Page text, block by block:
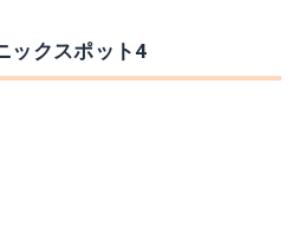
ックスポット4